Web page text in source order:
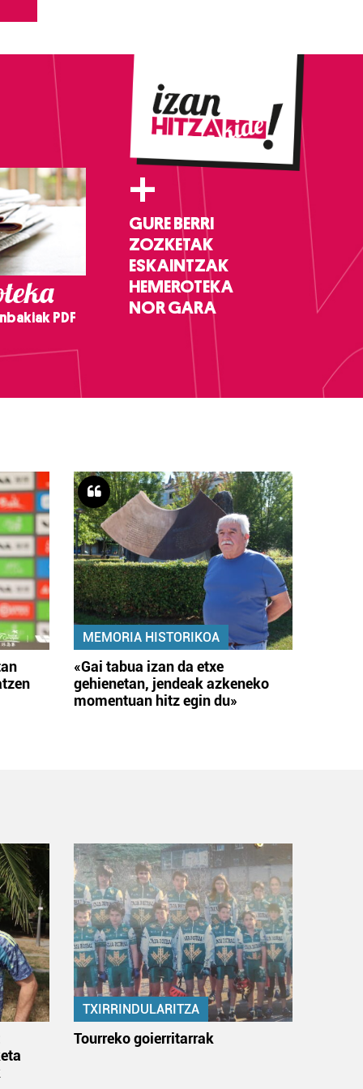
PDF
+
GURE BERRI
ZOZKETAK
ESKAINTZAK
HEMEROTEKA
NOR GARA
MEMORIA HISTORIKOA
«Gai tabua izan da etxe
gehienetan, jendeak azkeneko
momentuan hitz egin du»
TXIRRINDULARITZA
Tourreko goierritarrak